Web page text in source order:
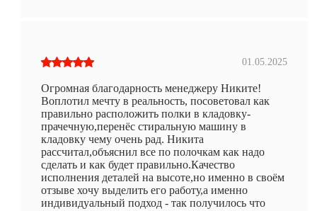
01.05.2025
Огромная благодарность менеджеру Никите!
Воплотил мечту в реальность, посоветовал как
правильно расположить полки в кладовку-
прачечную,перенёс стиральную машину в
кладовку чему очень рад. Никита
рассчитал,объяснил все по полочкам как надо
сделать и как будет правильно.Качество
исполнения деталей на высоте,но именно в своём
отзыве хочу выделить его работу,а именно
индивидуальный подход - так получилось что